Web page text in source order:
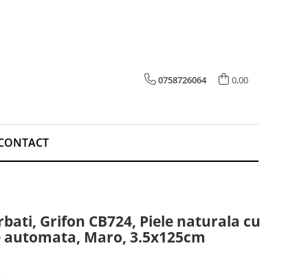
0758726064 0,00
Grifon CB724, Piele naturala cu
Maro, 3.5x125cm